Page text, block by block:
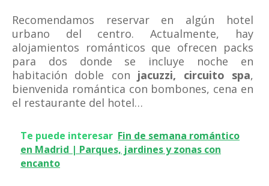
Recomendamos reservar en algún hotel
urbano del centro. Actualmente, hay
alojamientos románticos que ofrecen packs
para dos donde se incluye noche en
habitación doble con jacuzzi, circuito spa,
bienvenida romántica con bombones, cena en
el restaurante del hotel…
Te puede interesar Fin de semana romántico
en Madrid | Parques, jardines y zonas con
encanto